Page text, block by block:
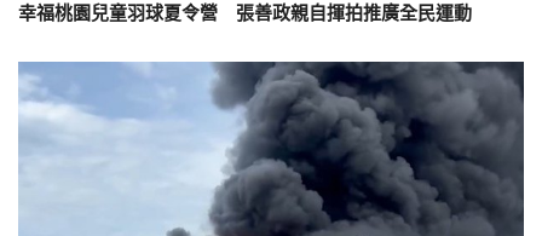
幸福桃園兒童羽球夏令營 張善政親自揮拍推廣全民運動